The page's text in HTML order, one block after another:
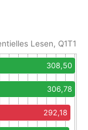
Lesen, Q1T1
308,50
306,78
292,18